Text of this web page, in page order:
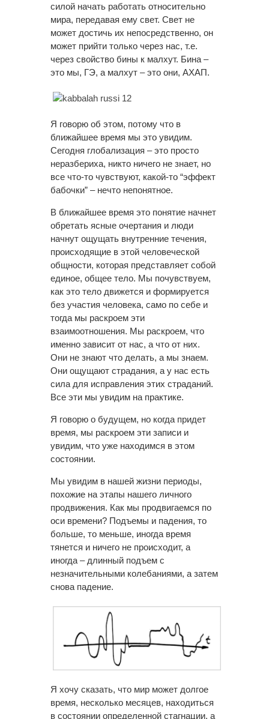
силой начать работать относительно
мира, передавая ему свет. Свет не
может достичь их непосредственно, он
может прийти только через нас, т.е.
через свойство бины к малхут. Бина –
это мы, ГЭ, а малхут – это они, АХАП.
Я говорю об этом, потому что в
ближайшее время мы это увидим.
Сегодня глобализация – это просто
неразбериха, никто ничего не знает, но
все что-то чувствуют, какой-то “эффект
бабочки” – нечто непонятное.
В ближайшее время это понятие начнет
обретать ясные очертания и люди
начнут ощущать внутренние течения,
происходящие в этой человеческой
общности, которая представляет собой
единое, общее тело. Мы почувствуем,
как это тело движется и формируется
без участия человека, само по себе и
тогда мы раскроем эти
взаимоотношения. Мы раскроем, что
именно зависит от нас, а что от них.
Они не знают что делать, а мы знаем.
Они ощущают страдания, а у нас есть
сила для исправления этих страданий.
Все эти мы увидим на практике.
Я говорю о будущем, но когда придет
время, мы раскроем эти записи и
увидим, что уже находимся в этом
состоянии.
Мы увидим в нашей жизни периоды,
похожие на этапы нашего личного
продвижения. Как мы продвигаемся по
оси времени? Подъемы и падения, то
больше, то меньше, иногда время
тянется и ничего не происходит, а
иногда – длинный подъем с
незначительными колебаниями, а затем
снова падение.
Я хочу сказать, что мир может долгое
время, несколько месяцев, находиться
в состоянии определенной стагнации, а